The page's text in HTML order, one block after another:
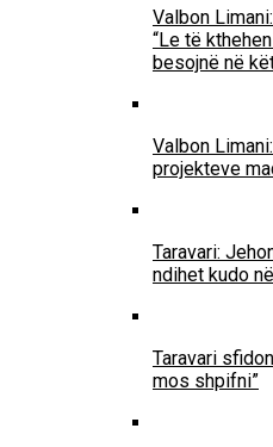
Valbon
“Le të
besojnë në
Valbon
projekteve
Taravari:
ndihet kudo
Taravari
mos shpifni”